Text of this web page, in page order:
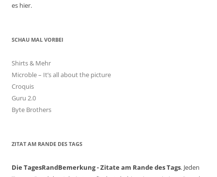
es hier.
SCHAU MAL VORBEI
Shirts & Mehr
Microble – It’s all about the picture
Croquis
Guru 2.0
Byte Brothers
ZITAT AM RANDE DES TAGS
Die TagesRandBemerkung - Zitate am Rande des Tags. Jeden